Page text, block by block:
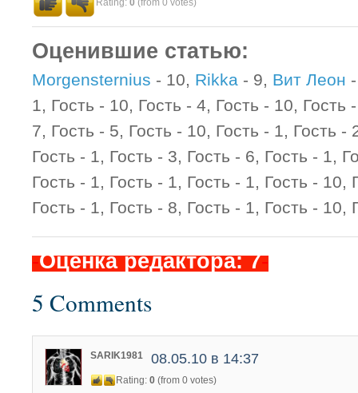
Rating: 0 (from 0 votes)
Оценившие статью:
Morgensternius - 10, Rikka - 9, Вит Леон
1, Гость - 10, Гость - 4, Гость - 10, Гость
7, Гость - 5, Гость - 10, Гость - 1, Гость -
Гость - 1, Гость - 3, Гость - 6, Гость - 1,
Гость - 1, Гость - 1, Гость - 1, Гость - 10,
Гость - 1, Гость - 8, Гость - 1, Гость - 10,
-Оценка редактора: 7-
5 Comments
SARIK1981 08.05.10 в 14:37
Rating: 0 (from 0 votes)